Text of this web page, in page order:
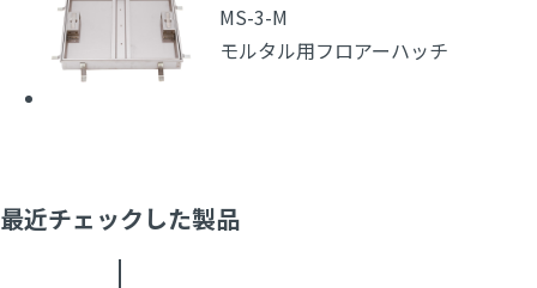
MS-3-M
モルタル用フロアーハッチ
最近チェックした製品